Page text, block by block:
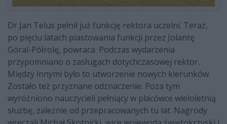
Dr Jan Telus pełnił już funkcję rektora uczelni. Teraz,
po pięciu latach piastowania funkcji przez Jolantę
Góral-Półrolę, powraca. Podczas wydarzenia
przypomniano o zasługach dotychczasowej rektor.
Między innymi było to utworzenie nowych kierunków.
Zostało też przyznane odznaczenie. Poza tym
wyróżniono nauczycieli pełniący w placówce wieloletnią
służbę, zależnie od przepracowanych tu lat. Nagrody